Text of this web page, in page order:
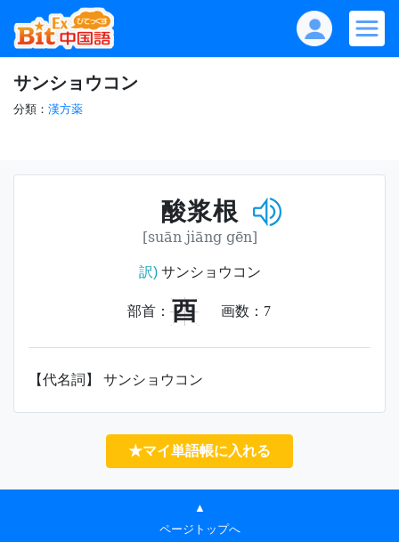
サンショウコン
分類： 漢方薬
酸浆根
[suān jiāng gēn]
訳)サンショウコン
部首： 酉 画数： 7
【代名詞】 サンショウコン
★マイ単語帳に入れる
▲
ページトップへ